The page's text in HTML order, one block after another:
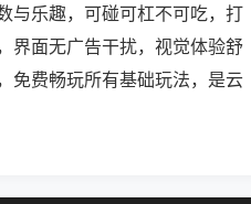
与乐趣，可碰可杠不可吃，打
界面无广告干扰，视觉体验舒
免费畅玩所有基础玩法，是云